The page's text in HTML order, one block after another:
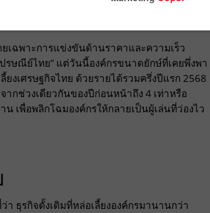
เฉพาะการแข่งขันด้านราคาและความเร็ว
รษณีย์ไทย” แต่วันนี้องค์กรขนาดยักษ์ที่เคยพึ่งพา
เศรษฐกิจไทย ด้วยรายได้รวมครึ่งปีแรก 2568
กช่วงเดียวกันของปีก่อนหน้าถึง 4 เท่าหรือ
เพื่อพลิกโฉมองค์กรให้กลายเป็นผู้เล่นที่ว่องไว
ธุรกิจดั้งเดิมที่หล่อเลี้ยงองค์กรมานานกว่า